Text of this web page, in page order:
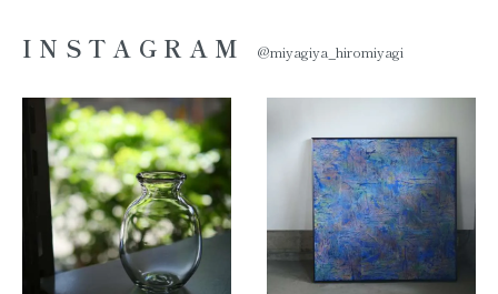
INSTAGRAM @miyagiya_hiromiyagi